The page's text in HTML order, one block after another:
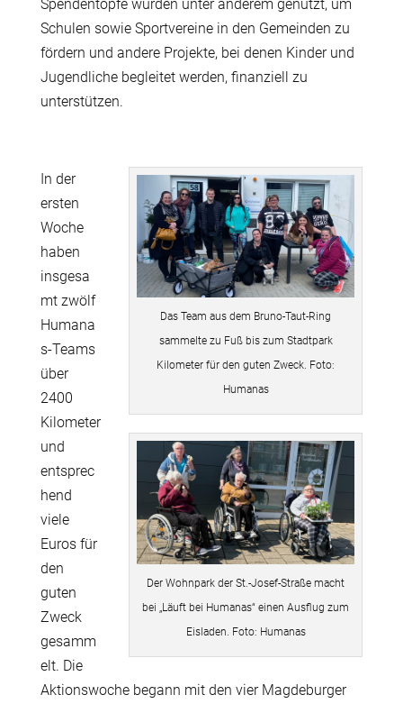
Spendentöpfe wurden unter anderem genutzt, um
Schulen sowie Sportvereine in den Gemeinden zu
fördern und andere Projekte, bei denen Kinder und
Jugendliche begleitet werden, finanziell zu
unterstützen.
Das Team aus dem Bruno-Taut-Ring
sammelte zu Fuß bis zum Stadtpark
Kilometer für den guten Zweck. Foto:
Humanas
Der Wohnpark der St.-Josef-Straße macht
bei „Läuft bei Humanas“ einen Ausflug zum
Eisladen. Foto: Humanas
In der
ersten
Woche
haben
insgesa
mt zwölf
Humana
s-Teams
über
2400
Kilometer
und
entsprec
hend
viele
Euros für
den
guten
Zweck
gesamm
elt. Die
Aktionswoche begann mit den vier Magdeburger